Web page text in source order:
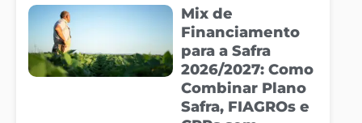
Mix de
Financiamento
para a Safra
2026/2027: Como
Combinar Plano
Safra, FIAGROs e